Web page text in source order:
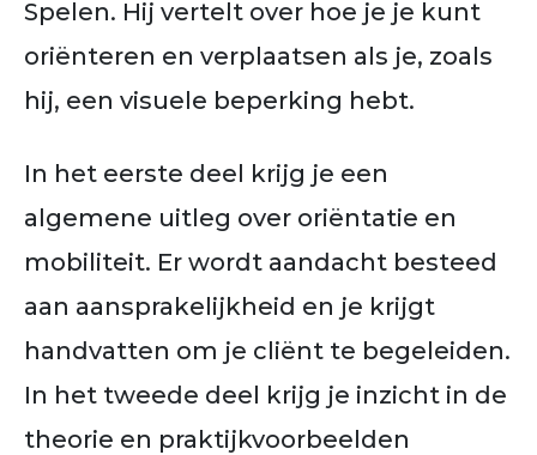
Spelen. Hij vertelt over hoe je je kunt
oriënteren en verplaatsen als je, zoals
hij, een visuele beperking hebt.
In het eerste deel krijg je een
algemene uitleg over oriëntatie en
mobiliteit. Er wordt aandacht besteed
aan aansprakelijkheid en je krijgt
handvatten om je cliënt te begeleiden.
In het tweede deel krijg je inzicht in de
theorie en praktijkvoorbeelden